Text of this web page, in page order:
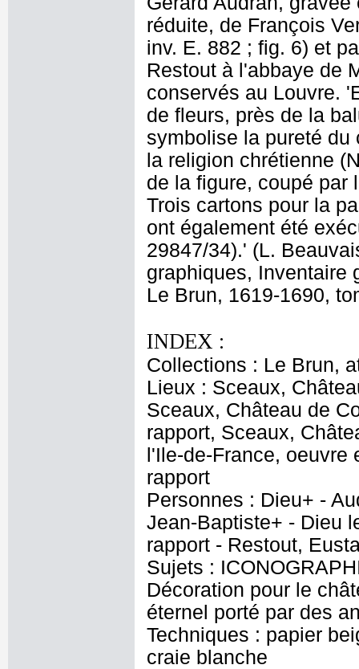
réduite, de François
inv. E. 882 ; fig. 6) et
Restout à l'abbaye de
conservés au Louvre.
de fleurs, près de la
symbolise la pureté du
la religion chrétienne
de la figure, coupé par
Trois cartons pour la
ont également été
29847/34).' (L.
graphiques, Inventaire
Le Brun, 1619-1690,
INDEX :
Collections : Le Brun,
Lieux : Sceaux,
Sceaux, Château de
rapport, Sceaux,
l'Ile-de-France,
rapport
Personnes : Dieu+ -
Jean-Baptiste+ - Dieu
rapport - Restout,
Sujets :
Décoration pour le
éternel porté par des
Techniques : papier
craie blanche